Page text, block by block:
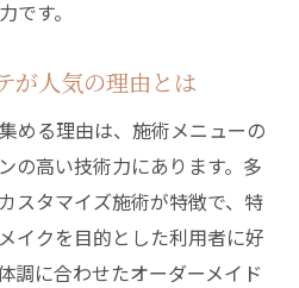
身リセット体験を浅草橋で
浅草橋エステのこだわり
じる浅草橋ならではの安ら
ラクゼーションを満喫す
です。
が人気の理由とは
める理由は、施術メニューの
の高い技術力にあります。多
スタマイズ施術が特徴で、特
イクを目的とした利用者に好
調に合わせたオーダーメイド